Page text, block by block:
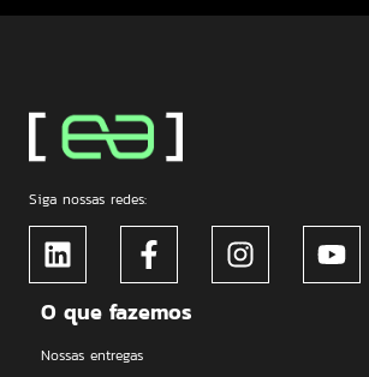
Siga nossas redes:
O que fazemos
Nossas entregas